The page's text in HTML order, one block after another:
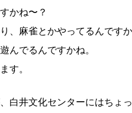
かね〜？
、麻雀とかやってるんですか
んでるんですかね。
す。
白井文化センターにはちょ